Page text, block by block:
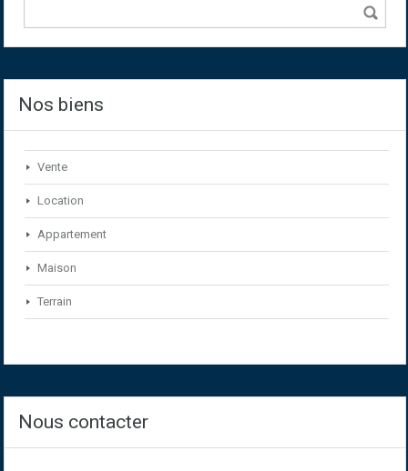
Nos biens
Vente
Location
Appartement
Maison
Terrain
Nous contacter